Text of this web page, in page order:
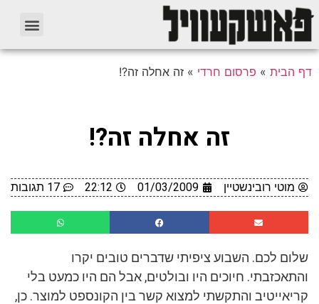
דף הבית » פרסום חרדי » זה אחלה זה?!
זה אחלה זה?!
מוטי רובינשטיין 01/03/2009
22:12 17 תגובות
שלום לכם. השבוע ציפיתי שדברים טובים יקרו
והתאכזבתי. חיוכים היו ובולטים, אבל הם היו כמעט בלי
קריאייטיב והתקשתי למצוא קשר בין הקונספט למוצר. כן,